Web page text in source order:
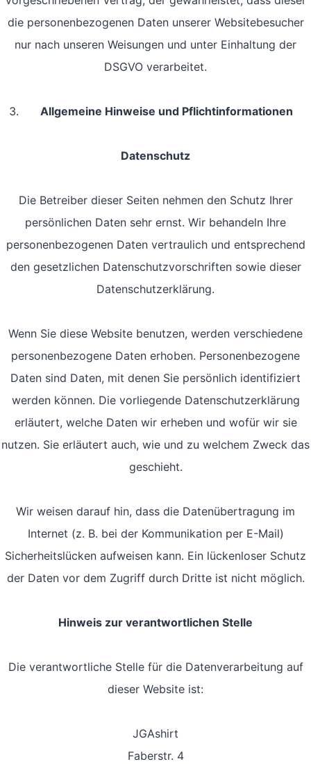
die personenbezogenen Daten unserer Websitebesucher
nur nach unseren Weisungen und unter Einhaltung der
DSGVO verarbeitet.
Allgemeine Hinweise und Pflicht­informationen
Datenschutz
Die Betreiber dieser Seiten nehmen den Schutz Ihrer
persönlichen Daten sehr ernst. Wir behandeln Ihre
personenbezogenen Daten vertraulich und entsprechend
den gesetzlichen Datenschutzvorschriften sowie dieser
Datenschutzerklärung.
Wenn Sie diese Website benutzen, werden verschiedene
personenbezogene Daten erhoben. Personenbezogene
Daten sind Daten, mit denen Sie persönlich identifiziert
werden können. Die vorliegende Datenschutzerklärung
erläutert, welche Daten wir erheben und wofür wir sie
nutzen. Sie erläutert auch, wie und zu welchem Zweck das
geschieht.
Wir weisen darauf hin, dass die Datenübertragung im
Internet (z. B. bei der Kommunikation per E-Mail)
Sicherheitslücken aufweisen kann. Ein lückenloser Schutz
der Daten vor dem Zugriff durch Dritte ist nicht möglich.
Hinweis zur verantwortlichen Stelle
Die verantwortliche Stelle für die Datenverarbeitung auf
dieser Website ist:
JGAshirt
Faberstr. 4